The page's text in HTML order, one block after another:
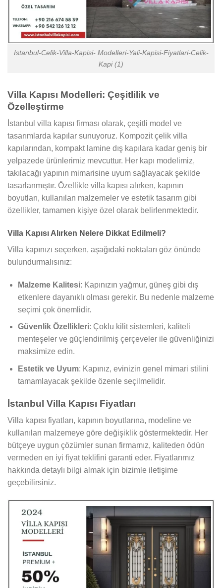
Istanbul-Celik-Villa-Kapisi- Modelleri-Yali-Kapisi-Fiyatlari-Celik-
Kapi (1)
Villa Kapısı Modelleri: Çeşitlilik ve
Özelleştirme
İstanbul villa kapısı firması olarak, çeşitli model ve
tasarımlarda kapılar sunuyoruz. Kompozit çelik villa
kapılarından, kompakt lamine dış kapılara kadar geniş bir
yelpazede ürünlerimiz mevcuttur. Her kapı modelimiz,
takılacağı yapının mimarisine uyum sağlayacak şekilde
tasarlanmıştır. Özellikle villa kapısı alırken, kapının
boyutları, kullanılan malzemeler ve estetik tasarım gibi
özellikler, tamamen kişiye özel olarak belirlenmektedir.
Villa Kapısı Alırken Nelere Dikkat Edilmeli?
Villa kapınızı seçerken, aşağıdaki noktaları göz önünde
bulundurmalısınız:
Malzeme Kalitesi: Kapınızın yağmur, güneş gibi dış
etkenlere dayanıklı olması gerekir. Bu nedenle malzeme
seçimi çok önemlidir.
Güvenlik Özellikleri: Çoklu kilit sistemleri, kaliteli
menteşeler ve güçlendirilmiş çerçeveler ile güvenliğinizi
maksimize edin.
Estetik ve Uyum: Kapınız, evinizin genel mimari stilini
tamamlayacak şekilde özenle seçilmelidir.
İstanbul Villa Kapısı Fiyatları
Villa kapısı fiyatları, kapının boyutlarına, modeline ve
kullanılan malzemeye göre değişiklik göstermektedir. Her
bütçeye uygun çözümler sunan firmamız, kaliteden ödün
vermeden en iyi fiyat teklifini garanti eder. Fiyatlarımız
hakkında detaylı bilgi almak için bizimle iletişime
geçebilirsiniz.